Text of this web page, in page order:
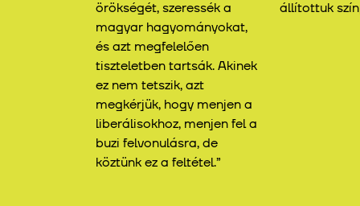
örökségét, szeressék a
magyar hagyományokat,
és azt megfelelően
tiszteletben tartsák. Akinek
ez nem tetszik, azt
megkérjük, hogy menjen a
liberálisokhoz, menjen fel a
buzi felvonulásra, de
köztünk ez a feltétel.”
állítottuk